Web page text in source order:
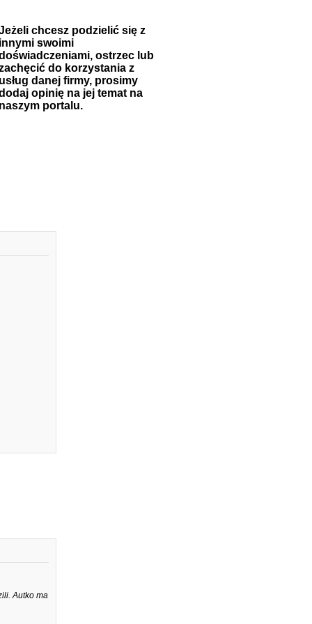
chcesz podzielić się z
innymi swoimi
ostrzec lub
do korzystania z
usług danej firmy, prosimy
opinię na jej temat na
naszym portalu.
Autko ma